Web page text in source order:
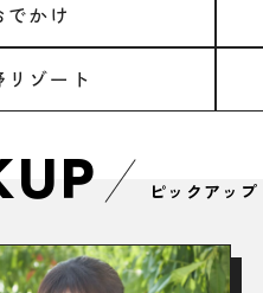
でかけ
リゾート
ピックアップ